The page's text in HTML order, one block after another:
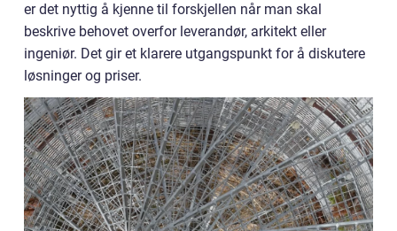
er det nyttig å kjenne til forskjellen når man skal
beskrive behovet overfor leverandør, arkitekt eller
ingeniør. Det gir et klarere utgangspunkt for å diskutere
løsninger og priser.